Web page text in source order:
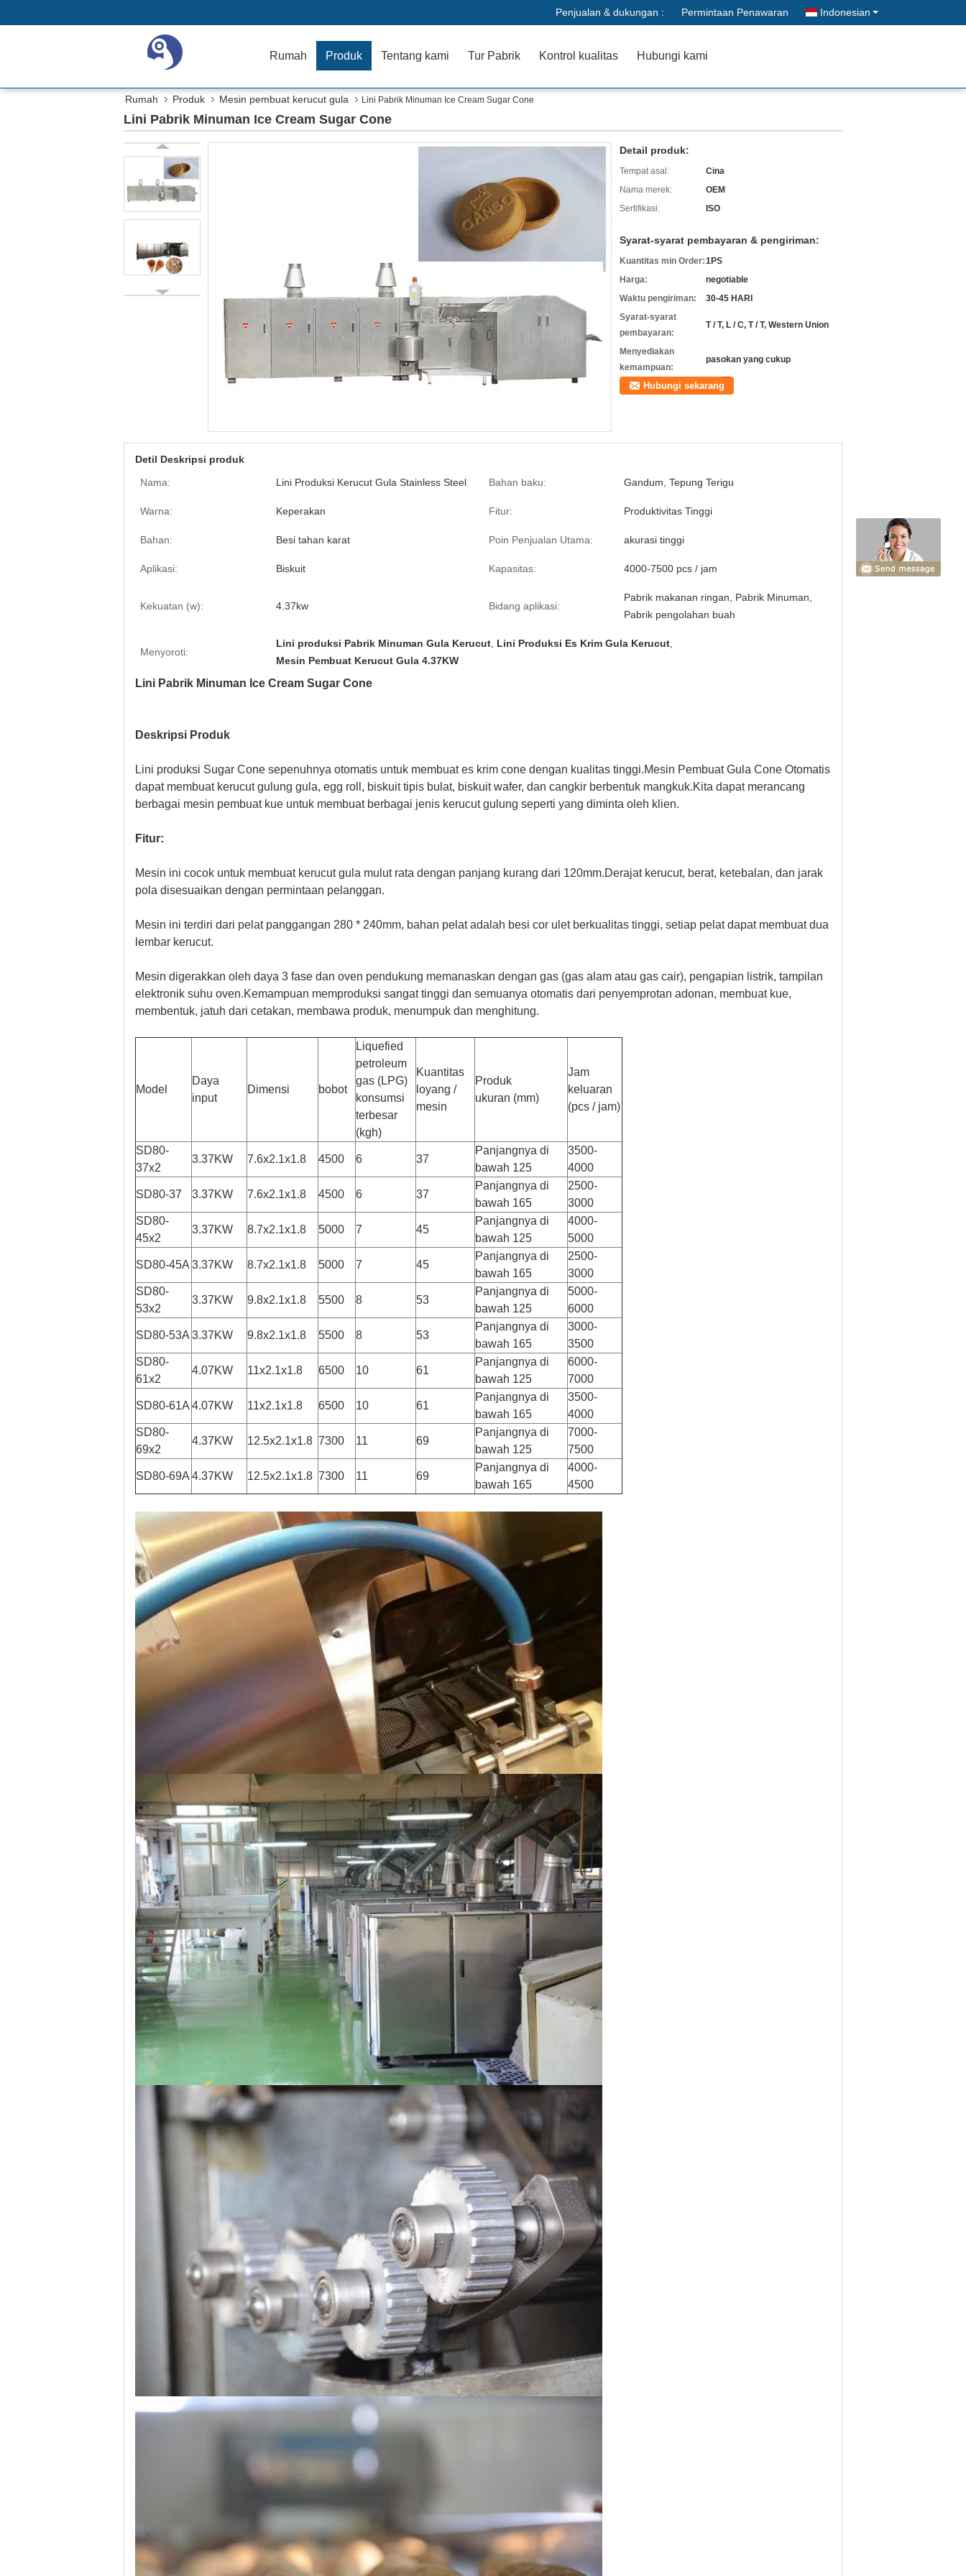
Penjualan & dukungan : Permintaan Penawaran Indonesian
Rumah Produk Tentang kami Tur Pabrik Kontrol kualitas Hubungi kami
Rumah Produk Mesin pembuat kerucut gula Lini Pabrik Minuman Ice Cream Sugar Cone
Lini Pabrik Minuman Ice Cream Sugar Cone
Detail produk:
Tempat asal:
Cina
Nama merek:
OEM
Sertifikasi:
ISO
Syarat-syarat pembayaran & pengiriman:
Kuantitas min Order:1PS
Harga:
negotiable
Waktu pengiriman:
30-45 HARI
Syarat-syarat
pembayaran:
T / T, L / C, T / T, Western Union
Menyediakan
kemampuan:
pasokan yang cukup
Hubungi sekarang
Detil Deskripsi produk
Nama:
Lini Produksi Kerucut Gula Stainless Steel Bahan baku: Gandum, Tepung Terigu
Warna: Keperakan Fitur: Produktivitas Tinggi
Bahan: Besi tahan karat Poin Penjualan Utama: akurasi tinggi
Aplikasi: Biskuit Kapasitas: 4000-7500 pcs / jam
Kekuatan (w): 4.37kw Bidang aplikasi:
Pabrik makanan ringan, Pabrik Minuman,
Pabrik pengolahan buah
Menyoroti:
Lini produksi Pabrik Minuman Gula Kerucut Lini Produksi Es Krim Gula Kerucut
Mesin Pembuat Kerucut Gula 4.37KW
Lini Pabrik Minuman Ice Cream Sugar Cone
Deskripsi Produk
Lini produksi Sugar Cone sepenuhnya otomatis untuk membuat es krim cone dengan kualitas tinggi.Mesin Pembuat Gula Cone Otomatis
dapat membuat kerucut gulung gula, egg roll, biskuit tipis bulat, biskuit wafer, dan cangkir berbentuk mangkuk.Kita dapat merancang
berbagai mesin pembuat kue untuk membuat berbagai jenis kerucut gulung seperti yang diminta oleh klien.
Fitur:
Mesin ini cocok untuk membuat kerucut gula mulut rata dengan panjang kurang dari 120mm.Derajat kerucut, berat, ketebalan, dan jarak
pola disesuaikan dengan permintaan pelanggan.
Mesin ini terdiri dari pelat panggangan 280 * 240mm, bahan pelat adalah besi cor ulet berkualitas tinggi, setiap pelat dapat membuat dua
lembar kerucut.
Mesin digerakkan oleh daya 3 fase dan oven pendukung memanaskan dengan gas (gas alam atau gas cair), pengapian listrik, tampilan
elektronik suhu oven.Kemampuan memproduksi sangat tinggi dan semuanya otomatis dari penyemprotan adonan, membuat kue,
membentuk, jatuh dari cetakan, membawa produk, menumpuk dan menghitung.
Model
Daya
input
Dimensi bobot
Liquefied
petroleum
gas (LPG)
konsumsi
terbesar
(kgh)
Kuantitas
loyang /
mesin
Produk
ukuran (mm)
Jam
keluaran
(pcs / jam)
SD80-
37x2
3.37KW 7.6x2.1x1.8 4500 6 37
Panjangnya di
bawah 125
3500-
4000
SD80-37 3.37KW 7.6x2.1x1.8 4500 6 37
Panjangnya di
bawah 165
2500-
3000
SD80-
45x2
3.37KW 8.7x2.1x1.8 5000 7 45
Panjangnya di
bawah 125
4000-
5000
SD80-45A 3.37KW 8.7x2.1x1.8 5000 7 45
Panjangnya di
bawah 165
2500-
3000
SD80-
53x2
3.37KW 9.8x2.1x1.8 5500 8 53
Panjangnya di
bawah 125
5000-
6000
SD80-53A 3.37KW 9.8x2.1x1.8 5500 8 53
Panjangnya di
bawah 165
3000-
3500
SD80-
61x2
4.07KW 11x2.1x1.8 6500 10 61
Panjangnya di
bawah 125
6000-
7000
SD80-61A 4.07KW 11x2.1x1.8 6500 10 61
Panjangnya di
bawah 165
3500-
4000
SD80-
69x2
4.37KW 12.5x2.1x1.8 7300 11 69
Panjangnya di
bawah 125
7000-
7500
SD80-69A 4.37KW 12.5x2.1x1.8 7300 11 69
Panjangnya di
bawah 165
4000-
4500